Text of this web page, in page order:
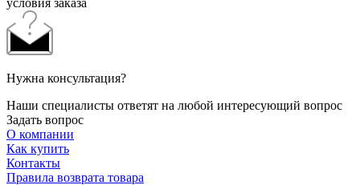
Нужна консультация?
Наши специалисты ответят на любой интересующий вопрос
Задать вопрос
О компании
Как купить
Контакты
Правила возврата товара